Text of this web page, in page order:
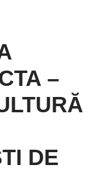
–
DE